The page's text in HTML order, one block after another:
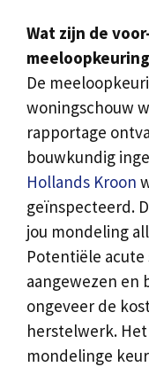
Wat zijn de
De
woningschouw
rapportage
bouwkundig
Hollands Kroon
geïnspecteerd.
jou mondeling
Potentiële
aangewezen en
ongeveer de
herstelwerk.
mondelinge